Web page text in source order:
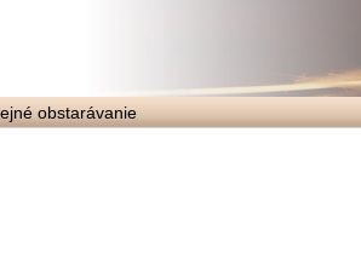
obstarávanie